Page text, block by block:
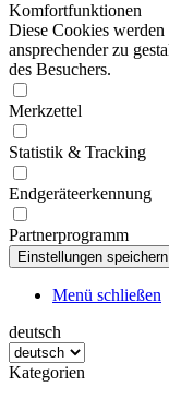
Komfortfunktionen
Diese Cookies
ansprechender zu
des Besuchers.
Merkzettel
Statistik & Tracking
Endgeräteerkennung
Partnerprogramm
Menü schließen
deutsch
Kategorien